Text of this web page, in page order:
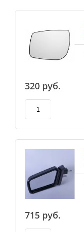
320 руб.
715 руб.